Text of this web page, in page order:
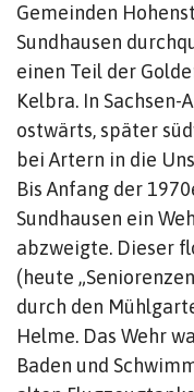
Gemeinden
Sundhausen
einen Teil der
Kelbra. In
ostwärts, später
bei Artern in die
Bis Anfang der
Sundhausen ein
abzweigte. Dieser
(heute
durch den
Helme. Das Wehr
Baden und